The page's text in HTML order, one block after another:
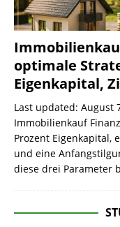
optimale
Eigenkapital,
Last updated: August
Immobilienkauf
Prozent Eigenkapital,
und eine
diese drei Parameter